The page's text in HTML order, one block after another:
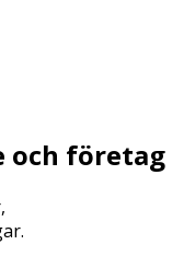
och företag